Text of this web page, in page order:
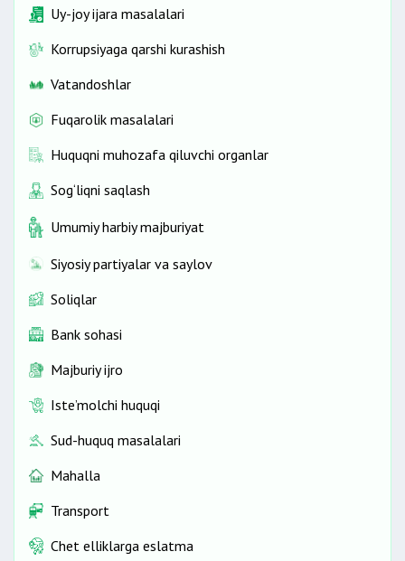
Uy-joy ijara masalalari
Korrupsiyaga qarshi kurashish
Vatandoshlar
Fuqarolik masalalari
Huquqni muhozafa qiluvchi organlar
Sog‘liqni saqlash
Umumiy harbiy majburiyat
Siyosiy partiyalar va saylov
Soliqlar
Bank sohasi
Majburiy ijro
Iste’molchi huquqi
Sud-huquq masalalari
Mahalla
Transport
Chet elliklarga eslatma